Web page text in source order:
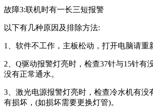
故障3:联机时有一长三短报警
以下有几种原因及排除方法:
1、软件不工作，主板松动，打开电脑请重
2、Q驱动报警灯亮时，检查37针与15针有
没有正常通水。
3、激光电源报警灯亮时，检查冷水机有没
有损坏，(如损坏需要更换灯管)。